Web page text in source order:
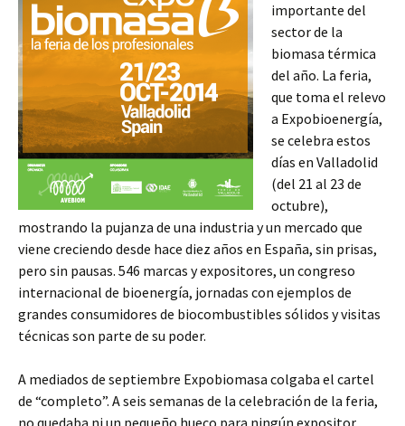
importante del
sector de la
biomasa térmica
del año. La feria,
que toma el relevo
a Expobioenergía,
se celebra estos
días en Valladolid
(del 21 al 23 de
octubre),
mostrando la pujanza de una industria y un mercado que
viene creciendo desde hace diez años en España, sin prisas,
pero sin pausas. 546 marcas y expositores, un congreso
internacional de bioenergía, jornadas con ejemplos de
grandes consumidores de biocombustibles sólidos y visitas
técnicas son parte de su poder.
A mediados de septiembre Expobiomasa colgaba el cartel
de “completo”. A seis semanas de la celebración de la feria,
no quedaba ni un pequeño hueco para ningún expositor